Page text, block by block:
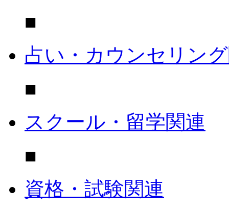
■
占い・カウンセリン
■
スクール・留学関連
■
資格・試験関連